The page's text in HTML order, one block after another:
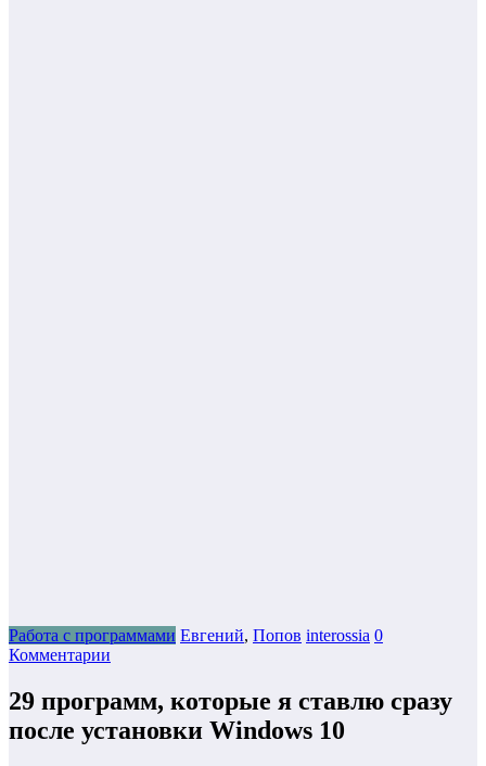
Работа с программами Евгений, Попов interossia 0
Комментарии
29 программ, которые я ставлю сразу
после установки Windows 10